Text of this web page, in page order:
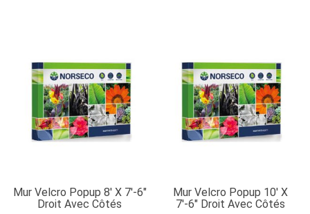
Mur Velcro Popup 8′ X 7′-6″
Droit Avec Côtés
Mur Velcro Popup 10′ X
7′-6″ Droit Avec Côtés